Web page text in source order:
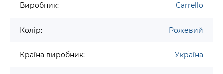
Виробник: Carrello
Колір: Рожевий
Країна виробник: Україна